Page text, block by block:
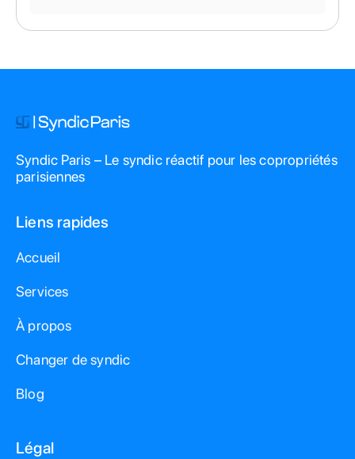
Syndic Paris – Le syndic réactif pour les copropriétés
parisiennes
Liens rapides
Accueil
Services
À propos
Changer de syndic
Blog
Légal